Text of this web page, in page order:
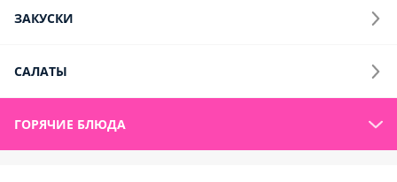
ЗАКУСКИ
САЛАТЫ
ГОРЯЧИЕ БЛЮДА